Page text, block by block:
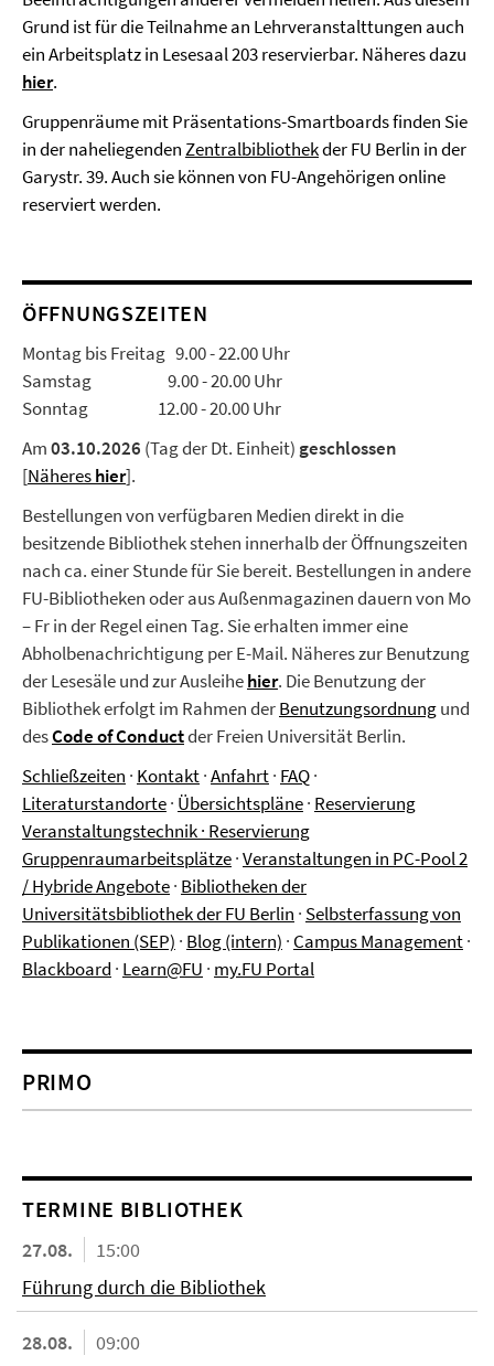
Grund ist für die Teilnahme an Lehrveranstalttungen auch
ein Arbeitsplatz in Lesesaal 203 reservierbar. Näheres dazu
hier.
Gruppenräume mit Präsentations-Smartboards finden Sie
in der naheliegendenZentralbibliothekder FU Berlin in der
Garystr. 39. Auch sie können von FU-Angehörigen online
reserviert werden.
ÖFFNUNGSZEITEN
Montag bis Freitag 9.00 - 22.00 Uhr
Samstag 9.00 - 20.00 Uhr
Sonntag 12.00 - 20.00 Uhr
Am03.10.2026 (Tag der Dt. Einheit) geschlossen
[Nähereshier].
Bestellungen von verfügbaren Medien direkt in die
besitzende Bibliothek stehen innerhalb der Öffnungszeiten
nach ca. einer Stunde für Sie bereit. Bestellungen in andere
FU-Bibliotheken oder aus Außenmagazinen dauern von Mo
– Fr in der Regel einen Tag. Sie erhalten immer eine
Abholbenachrichtigung per E-Mail. Näheres zur Benutzung
der Lesesäle und zur Ausleihehier. Die Benutzung der
Bibliothek erfolgt im Rahmen derBenutzungsordnungund
desCode of Conductder Freien Universität Berlin.
Schließzeiten · Kontakt·Anfahrt· FAQ·
Literaturstandorte· Übersichtspläne· Reservierung
Veranstaltungstechnik· Reservierung
Gruppenraumarbeitsplätze·Veranstaltungen in PC-Pool 2
/ Hybride Angebote· Bibliotheken der
Universitätsbibliothek der FU Berlin · Selbsterfassung von
Publikationen (SEP) · Blog (intern) · Campus Management·
Blackboard · Learn@FU · my.FU Portal
PRIMO
TERMINE BIBLIOTHEK
27.08.
15:00
Führung durch die Bibliothek
28.08.
09:00